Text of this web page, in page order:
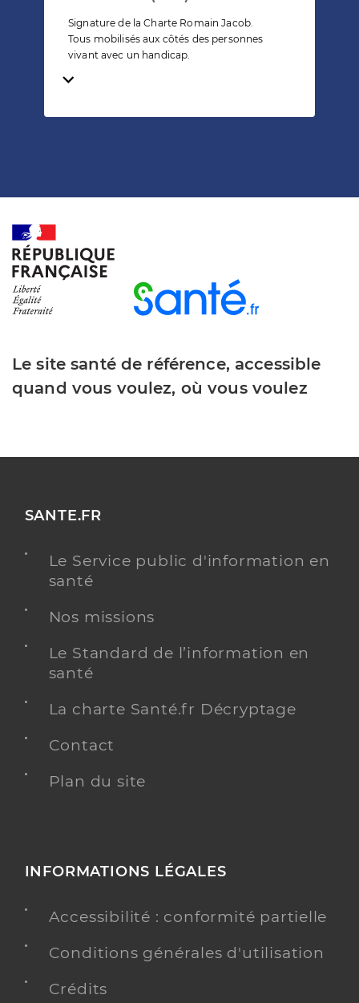
Signature de la Charte Romain Jacob.
Tous mobilisés aux côtés des personnes
vivant avec un handicap.
Temps de lecture
Le site santé de référence, accessible
quand vous voulez, où vous voulez
SANTE.FR
Le Service public d'information en
santé
Nos missions
Le Standard de l’information en
santé
La charte Santé.fr Décryptage
Contact
Plan du site
INFORMATIONS LÉGALES
Accessibilité : conformité partielle
Conditions générales d'utilisation
Crédits